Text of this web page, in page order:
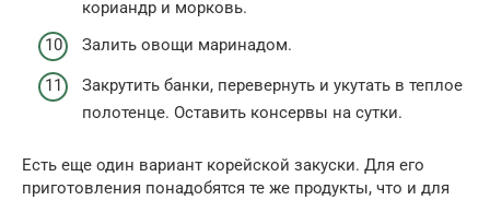
кориандр и морковь.
Залить овощи маринадом.
Закрутить банки, перевернуть и укутать в теплое
полотенце. Оставить консервы на сутки.
Есть еще один вариант корейской закуски. Для его
приготовления понадобятся те же продукты, что и для